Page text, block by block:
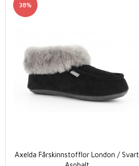
38%
Axelda Fårskinnstofflor London / Svart